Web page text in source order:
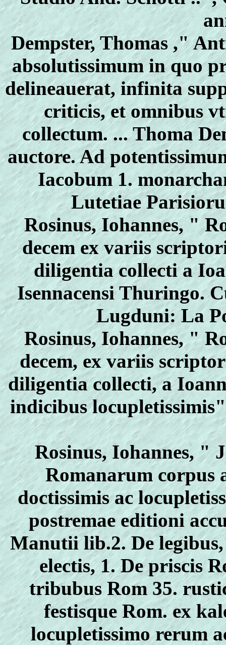
Dempster, Thomas ,"
absolutissimum in quo
delineauerat, infinita
criticis, et omnibus
collectum. ... Thoma
auctore. Ad
Iacobum 1.
Lutetiae
Rosinus, Iohannes, "
decem ex variis
diligentia collecti a
Isennacensi Thuringo.
Lugduni: La
Rosinus, Iohannes, "
decem, ex variis
diligentia collecti, a
indicibus
Rosinus, Iohannes, "
Romanarum corpus
doctissimis ac
postremae editioni
Manutii lib.2. De
electis, 1. De priscis
tribubus Rom 35.
festisque Rom. ex
locupletissimo rerum